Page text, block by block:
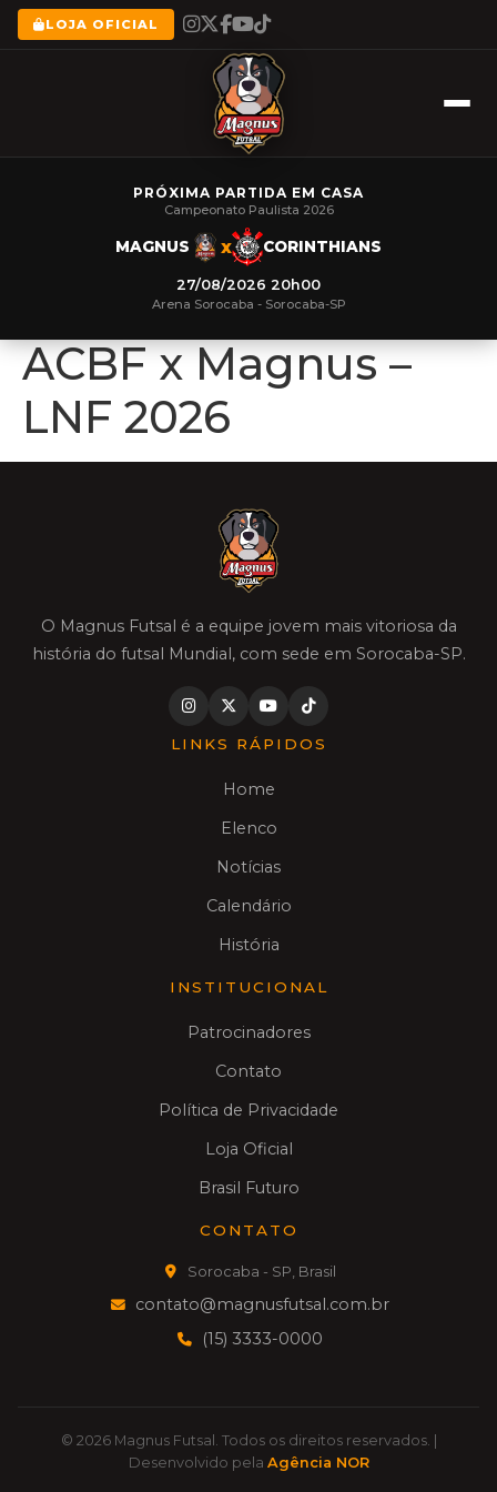
LOJA OFICIAL
PRÓXIMA PARTIDA EM CASA
Campeonato Paulista 2026
MAGNUS x CORINTHIANS
27/08/2026 20h00
Arena Sorocaba - Sorocaba-SP
ACBF x Magnus –
LNF 2026
O Magnus Futsal é a equipe jovem mais vitoriosa da
história do futsal Mundial, com sede em Sorocaba-SP.
LINKS RÁPIDOS
Home
Elenco
Notícias
Calendário
História
INSTITUCIONAL
Patrocinadores
Contato
Política de Privacidade
Loja Oficial
Brasil Futuro
CONTATO
Sorocaba - SP, Brasil
contato@magnusfutsal.com.br
(15) 3333-0000
© 2026 Magnus Futsal. Todos os direitos reservados. |
Desenvolvido pela Agência NOR